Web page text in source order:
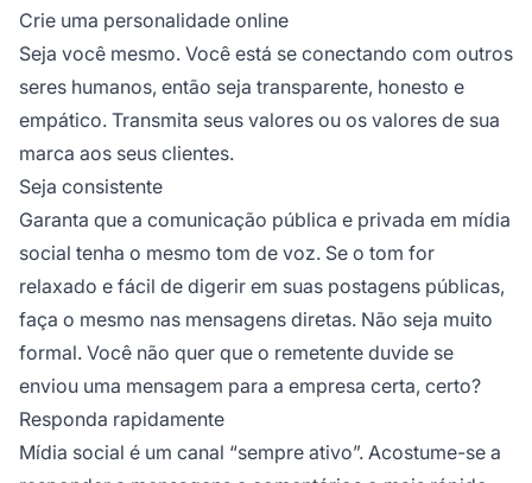
Crie uma personalidade online
Seja você mesmo. Você está se conectando com outros
seres humanos, então seja transparente, honesto e
empático. Transmita seus valores ou os valores de sua
marca aos seus clientes.
Seja consistente
Garanta que a comunicação pública e privada em mídia
social tenha o mesmo tom de voz. Se o tom for
relaxado e fácil de digerir em suas postagens públicas,
faça o mesmo nas mensagens diretas. Não seja muito
formal. Você não quer que o remetente duvide se
enviou uma mensagem para a empresa certa, certo?
Responda rapidamente
Mídia social é um canal “sempre ativo”. Acostume-se a